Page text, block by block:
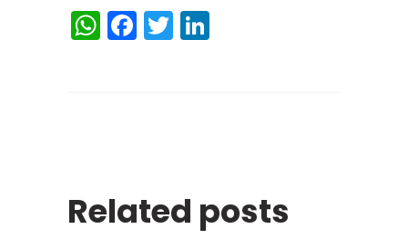
WhatsApp
Facebook
Twitter
Related posts